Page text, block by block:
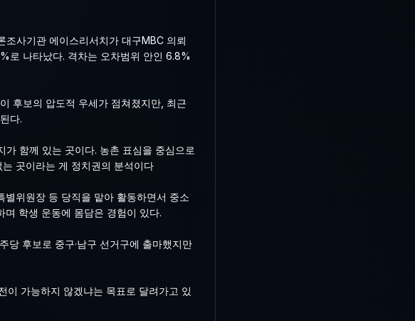
사기관 에이스리서치가 대구MBC 의뢰
로 나타났다. 격차는 오차범위 안인 6.8%
후보의 압도적 우세가 점쳐졌지만, 최근
다.
함께 있는 곳이다. 농촌 표심을 중심으로
곳이라는 게 정치권의 분석이다
위원장 등 당직을 맡아 활동하면서 중소
학생 운동에 몸담은 경험이 있다.
당 후보로 중구·남구 선거구에 출마했지만
가능하지 않겠냐는 목표로 달려가고 있